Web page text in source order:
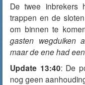
De twee inbrekers
trappen en de
om binnen te
gasten wegduiken
maar de ene had
Update 13:40: De
nog geen